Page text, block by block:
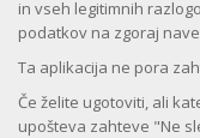
in vseh legitimnih
podatkov na zgoraj
Ta aplikacija ne pora
Če želite ugotoviti, ali
upošteva zahteve "Ne